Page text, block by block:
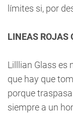
límites si, por
LINEAS
Lilllian Glass es
que hay que
porque traspasa
siempre a un